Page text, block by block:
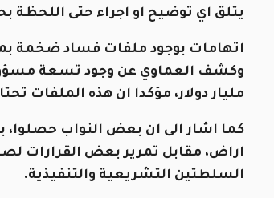
يتلق اي توضيح او اجراء حتى اللحظة
اتهامات بوجود ملفات فساد ضخمة
وكشف العماوي عن وجود تسعة
مليار دولار، مؤكدا ان هذه الملفات
اراض، مقابل تمرير بعض القرارات
السلطتين التشريعية والتنفيذية.